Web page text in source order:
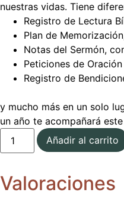
nuestras vidas. Tiene
Registro de Lectura
Plan de
Notas del Sermón,
Peticiones de Oración
Registro de
y mucho más en un solo
un año te acompañará
Añadir al carrito
Valoraciones